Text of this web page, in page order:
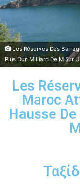
Les Réserves Des
Plus Dun Milliard De M Sur
Les
Maroc
Hausse